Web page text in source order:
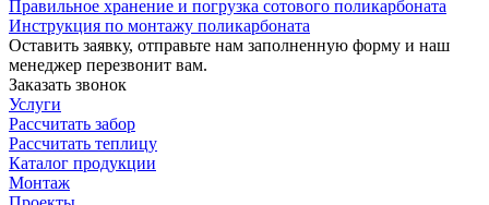
Правильное хранение и погрузка сотового поликарбоната
Инструкция по монтажу поликарбоната
Оставить заявку, отправьте нам заполненную форму и наш
менеджер перезвонит вам.
Заказать звонок
Услуги
Рассчитать забор
Рассчитать теплицу
Каталог продукции
Монтаж